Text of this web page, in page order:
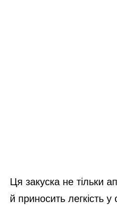
Ця закуска не тільки
й приносить легкість